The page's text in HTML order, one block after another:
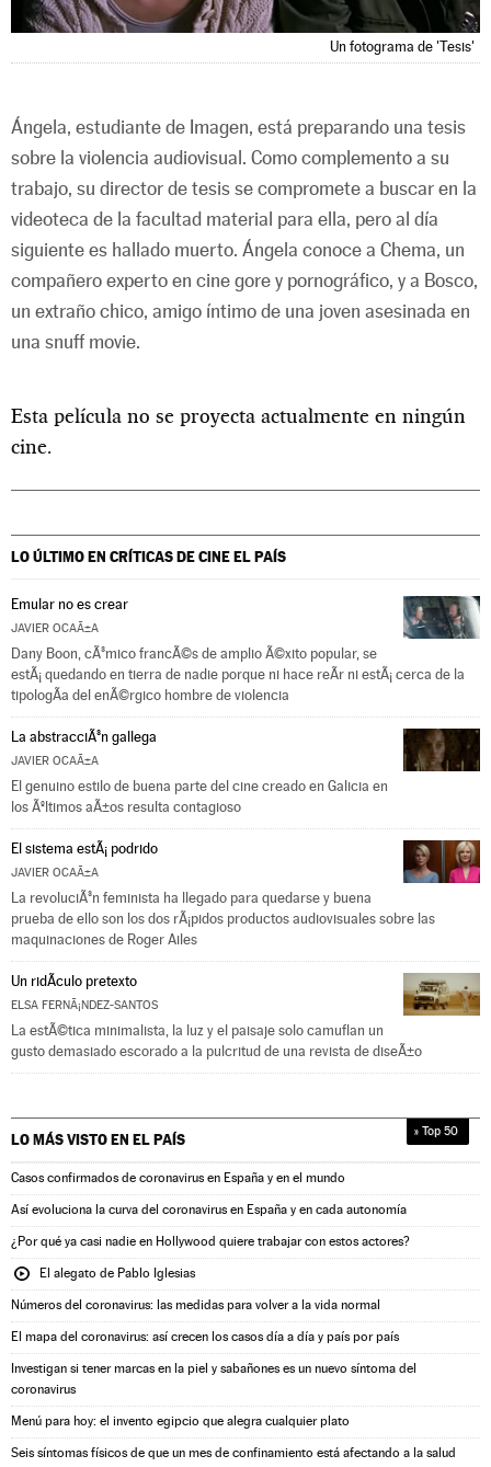
Un fotograma de 'Tesis'
Ángela, estudiante de Imagen, está preparando una tesis
sobre la violencia audiovisual. Como complemento a su
trabajo, su director de tesis se compromete a buscar en la
videoteca de la facultad material para ella, pero al día
siguiente es hallado muerto. Ángela conoce a Chema, un
compañero experto en cine gore y pornográfico, y a Bosco,
un extraño chico, amigo íntimo de una joven asesinada en
una snuff movie.
Esta película no se proyecta actualmente en ningún
cine.
LO ÚLTIMO EN CRÍTICAS DE CINEEL PAÍS
Emular no es crear
JAVIER OCAÃ±A
Dany Boon, cÃ³mico francÃ©s de amplio Ã©xito popular, se
estÃ¡ quedando en tierra de nadie porque ni hace reÃ­r ni estÃ¡ cerca de la
tipologÃ­a del enÃ©rgico hombre de violencia
La abstracciÃ³n gallega
JAVIER OCAÃ±A
El genuino estilo de buena parte del cine creado en Galicia en
los Ãºltimos aÃ±os resulta contagioso
El sistema estÃ¡ podrido
JAVIER OCAÃ±A
La revoluciÃ³n feminista ha llegado para quedarse y buena
prueba de ello son los dos rÃ¡pidos productos audiovisuales sobre las
maquinaciones de Roger Ailes
Un ridÃ­culo pretexto
ELSA FERNÃ¡NDEZ-SANTOS
La estÃ©tica minimalista, la luz y el paisaje solo camuflan un
gusto demasiado escorado a la pulcritud de una revista de diseÃ±o
LO MÁS VISTO EN EL PAÍS » Top 50
Casos confirmados de coronavirus en España y en el mundo
Así evoluciona la curva del coronavirus en España y en cada autonomía
¿Por qué ya casi nadie en Hollywood quiere trabajar con estos actores?
El alegato de Pablo Iglesias
Números del coronavirus: las medidas para volver a la vida normal
El mapa del coronavirus: así crecen los casos día a día y país por país
Investigan si tener marcas en la piel y sabañones es un nuevo síntoma del
coronavirus
Menú para hoy: el invento egipcio que alegra cualquier plato
Seis síntomas físicos de que un mes de confinamiento está afectando a la salud